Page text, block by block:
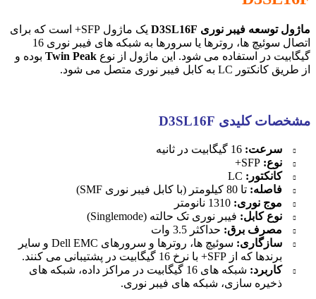
ماژول توسعه فیبر نوری D3SL16F
یک ماژول SFP+ است که برای
اتصال سوئیچ ها، روترها یا سرورها به شبکه های فیبر نوری 16
گیگابیت در استفاده می شود. این ماژول از نوع Twin Peak بوده و
از طریق کانکتور LC به کابل فیبر نوری متصل می شود.
مشخصات کلیدی D3SL16F
سرعت: 16 گیگابیت در ثانیه
نوع: SFP+
کانکتور: LC
فاصله: تا 80 کیلومتر (با کابل فیبر نوری SMF)
موج نوری: 1310 نانومتر
نوع کابل: فیبر نوری تک حالته (Singlemode)
مصرف برق: حداکثر 3.5 وات
سازگاری:
سوئیچ ها، روترها و سرورهای Dell EMC و سایر
برندها که از SFP+ با نرخ 16 گیگابیت در پشتیبانی می کنند.
کاربرد:
شبکه های 16 گیگابیت در مراکز داده، شبکه های
ذخیره سازی، شبکه های فیبر نوری.